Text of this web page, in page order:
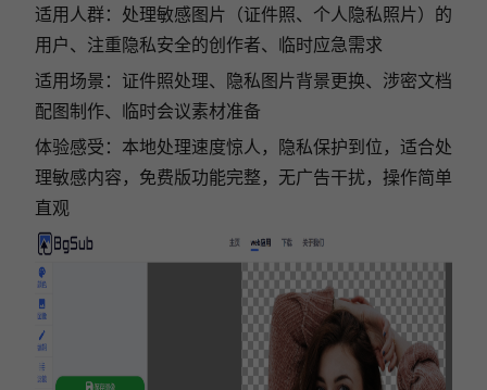
适用人群：处理敏感图片（证件照、个人隐私照片）的
用户、注重隐私安全的创作者、临时应急需求
适用场景：证件照处理、隐私图片背景更换、涉密文档
配图制作、临时会议素材准备
体验感受：本地处理速度惊人，隐私保护到位，适合处
理敏感内容，免费版功能完整，无广告干扰，操作简单
直观